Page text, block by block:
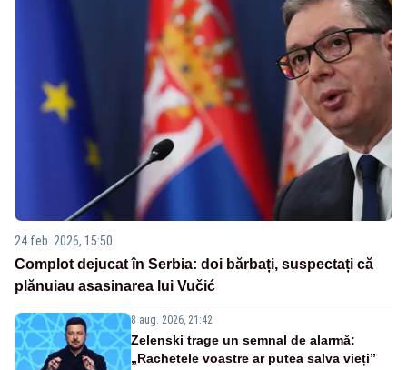
24 feb. 2026, 15:50
Complot dejucat în Serbia: doi bărbați, suspectați că
plănuiau asasinarea lui Vučić
8 aug. 2026, 21:42
Zelenski trage un semnal de alarmă:
„Rachetele voastre ar putea salva vieți”